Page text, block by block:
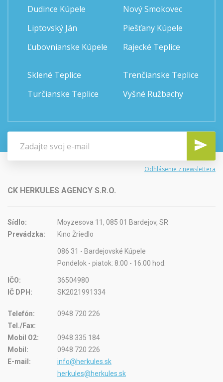
Dudince Kúpele
Liptovský Ján
Ľubovnianske Kúpele
Nový Smokovec
Piešťany Kúpele
Rajecké Teplice
Sklené Teplice
Turčianske Teplice
Trenčianske Teplice
Vyšné Ružbachy
Odhlásenie z newslettera
CK HERKULES AGENCY S.R.O.
Sídlo:
Moyzesova 11, 085 01 Bardejov, SR
Prevádzka:
Kino Žriedlo
086 31 - Bardejovské Kúpele
Pondelok - piatok: 8:00 - 16:00 hod.
IČO:
36504980
IČ DPH:
SK2021991334
Telefón:
0948 720 226
Tel./Fax:
Mobil O2:
0948 335 184
Mobil:
0948 720 226
E-mail:
info@herkules.sk
herkules@herkules.sk